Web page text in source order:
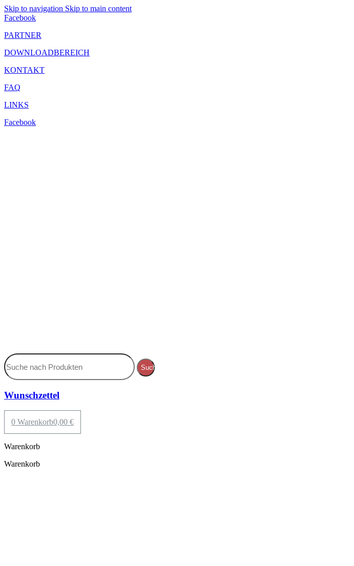
Skip to navigation Skip to main content
Facebook
PARTNER
DOWNLOADBEREICH
KONTAKT
FAQ
LINKS
Facebook
Suche
Wunschzettel
0,00 €
0 Warenkorb
Warenkorb
Warenkorb